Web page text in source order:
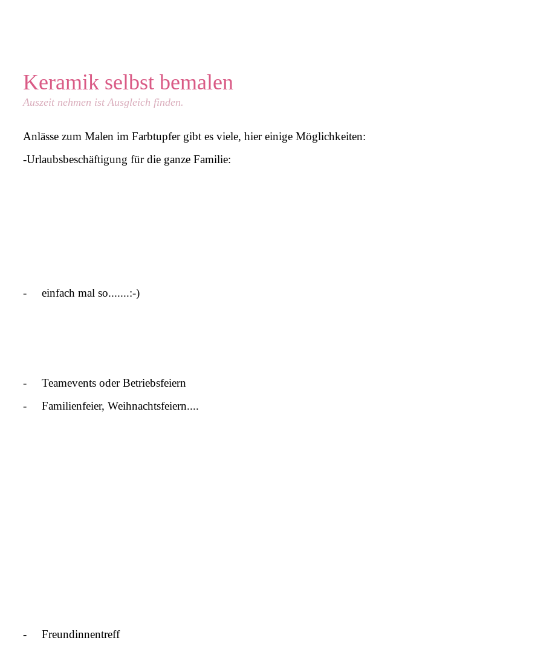
Keramik selbst bemalen
Auszeit nehmen ist Ausgleich finden.
Anlässe zum Malen im Farbtupfer gibt es viele, hier einige Möglichkeiten:
-Urlaubsbeschäftigung für die ganze Familie:
- einfach mal so.......:-)
- Teamevents oder Betriebsfeiern
- Familienfeier, Weihnachtsfeiern....
- Freundinnentreff